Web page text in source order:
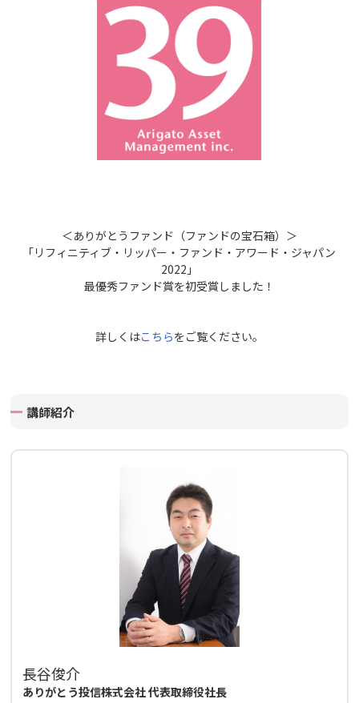
＜ありがとうファンド（ファンドの宝石箱）＞
「リフィニティブ・リッパー・ファンド・アワード・ジャパン
2022」
最優秀ファンド賞を初受賞しました！
詳しくはこちらをご覧ください。
講師紹介
長谷俊介
ありがとう投信株式会社 代表取締役社長